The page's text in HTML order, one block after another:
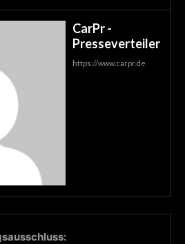
CarPr -
Presseverteiler
https://www.carpr.de